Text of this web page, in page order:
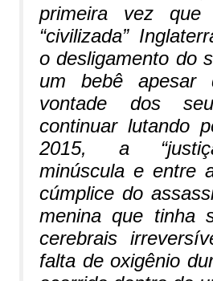
primeira vez
“civilizada”
o desligamento do
um bebê apesar
vontade dos
continuar lutando
2015, a
minúscula e entre
cúmplice do
menina que tinha
cerebrais
falta de oxigênio